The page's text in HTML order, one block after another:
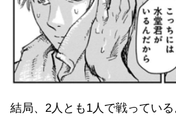
結局、2人とも1人で戦ってい